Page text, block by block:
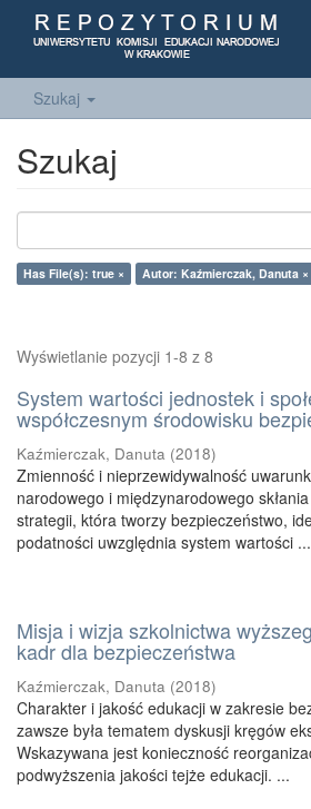
Szukaj
Szukaj
Has File(s): true × Autor: Kaźmierczak, Danuta ×
Wyświetlanie pozycji 1-8 z 8
System wartości jednostek i
współczesnym środowisku
Kaźmierczak, Danuta (2018)
Zmienność i nieprzewidywalność
narodowego i międzynarodowego
strategii, która tworzy bezpieczeństwo,
podatności uwzględnia system wartości ...
Misja i wizja szkolnictwa
kadr dla bezpieczeństwa
Kaźmierczak, Danuta (2018)
Charakter i jakość edukacji w zakresie
zawsze była tematem dyskusji kręgów
Wskazywana jest konieczność
podwyższenia jakości tejże edukacji. ...